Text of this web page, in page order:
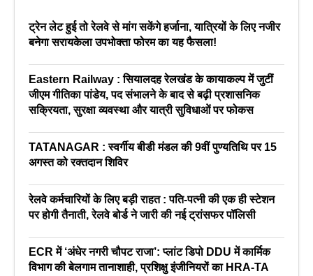
ट्रेन लेट हुई तो रेलवे से मांग सकेंगे हर्जाना, यात्रियों के लिए नजीर
बनेगा सरायकेला उपभोक्ता फोरम का यह फैसला!
Eastern Railway : सियालदह रेलखंड के कायाकल्प में जुटीं
जीएम गीतिका पांडेय, पद संभालने के बाद से बढ़ी प्रशासनिक
सक्रियता, सुरक्षा व्यवस्था और यात्री सुविधाओं पर फोकस
TATANAGAR : स्वर्गीय बीडी मंडल की 9वीं पुण्यतिथि पर 15
अगस्त को रक्तदान शिविर
रेलवे कर्मचारियों के लिए बड़ी राहत : पति-पत्नी की एक ही स्टेशन
पर होगी तैनाती, रेलवे बोर्ड ने जारी की नई ट्रांसफर पॉलिसी
ECR में ‘अंधेर नगरी चौपट राजा’: प्लांट डिपो DDU में कार्मिक
विभाग की बेलगाम तानाशाही, प्रशिक्षु इंजीनियरों का HRA-TA